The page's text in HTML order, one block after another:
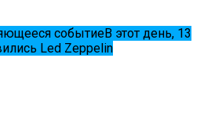
событиеВ этот день, 13
Led Zeppelin